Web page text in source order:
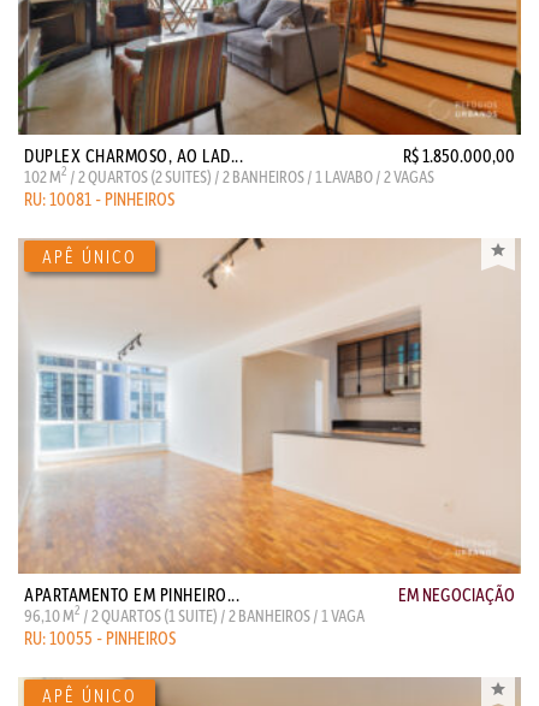
DUPLEX CHARMOSO, AO LAD... R$ 1.850.000,00
102 M2 / 2 QUARTOS (2 SUITES) / 2 BANHEIROS / 1 LAVABO / 2 VAGAS
RU: 10081 - PINHEIROS
APARTAMENTO EM PINHEIRO... EM NEGOCIAÇÃO
96,10 M2 / 2 QUARTOS (1 SUITE) / 2 BANHEIROS / 1 VAGA
RU: 10055 - PINHEIROS